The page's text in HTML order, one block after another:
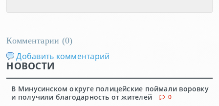
Комментарии (0)
Добавить комментарий
НОВОСТИ
В Минусинском округе полицейские поймали воровку
и получили благодарность от жителей
0